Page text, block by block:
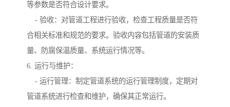
等参数是否符合设计要求。
- 验收：对管道工程进行验收，检查工程质量是否符
合相关标准和规范的要求。验收内容包括管道的安装质
量、防腐保温质量、系统运行情况等。
6. 运行与维护：
- 运行管理：制定管道系统的运行管理制度，定期对
管道系统进行检查和维护，确保其正常运行。